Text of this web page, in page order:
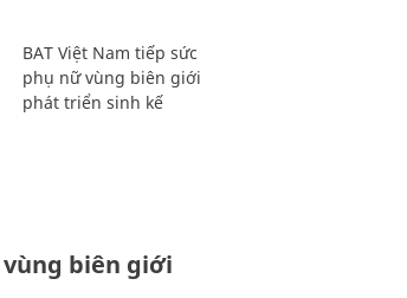
BAT Việt Nam tiếp sức
phụ nữ vùng biên giới
phát triển sinh kế
biên giới